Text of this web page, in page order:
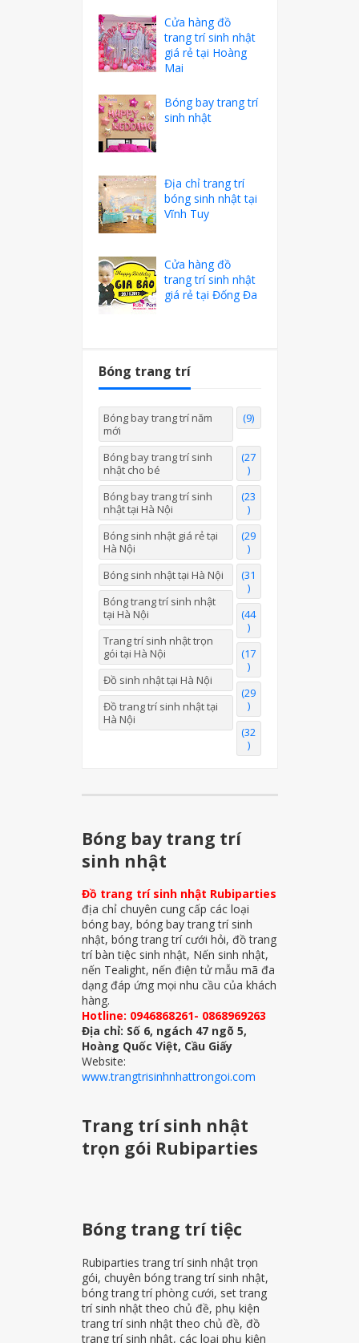
Cửa hàng đồ
trang trí sinh nhật
giá rẻ tại Hoàng
Mai
Bóng bay trang trí
sinh nhật
Địa chỉ trang trí
bóng sinh nhật tại
Vĩnh Tuy
Cửa hàng đồ
trang trí sinh nhật
giá rẻ tại Đống Đa
Bóng trang trí
Bóng bay trang trí năm
mới
(9)
Bóng bay trang trí sinh
nhật cho bé
(27
)
Bóng bay trang trí sinh
nhật tại Hà Nội
(23
)
Bóng sinh nhật giá rẻ tại
Hà Nội
(29
)
Bóng sinh nhật tại Hà Nội
(31
)
Bóng trang trí sinh nhật
tại Hà Nội
(44
)
Trang trí sinh nhật trọn
gói tại Hà Nội
(17
)
Đồ sinh nhật tại Hà Nội
(29
)
Đồ trang trí sinh nhật tại
Hà Nội
(32
)
Bóng bay trang trí
sinh nhật
Đồ trang trí sinh nhật Rubiparties
địa chỉ chuyên cung cấp các loại
bóng bay, bóng bay trang trí sinh
nhật, bóng trang trí cưới hỏi, đồ trang
trí bàn tiệc sinh nhật, Nến sinh nhật,
nến Tealight, nến điện tử mẫu mã đa
dạng đáp ứng mọi nhu cầu của khách
hàng.
Hotline: 0946868261- 0868969263
Địa chỉ: Số 6, ngách 47 ngõ 5,
Hoàng Quốc Việt, Cầu Giấy
Website:
www.trangtrisinhnhattrongoi.com
Trang trí sinh nhật
trọn gói Rubiparties
Bóng trang trí tiệc
Rubiparties trang trí sinh nhật trọn
gói, chuyên bóng trang trí sinh nhật,
bóng trang trí phòng cưới, set trang
trí sinh nhật theo chủ đề, phụ kiện
trang trí sinh nhật theo chủ đề, đồ
trang trí sinh nhật, các loại phụ kiện